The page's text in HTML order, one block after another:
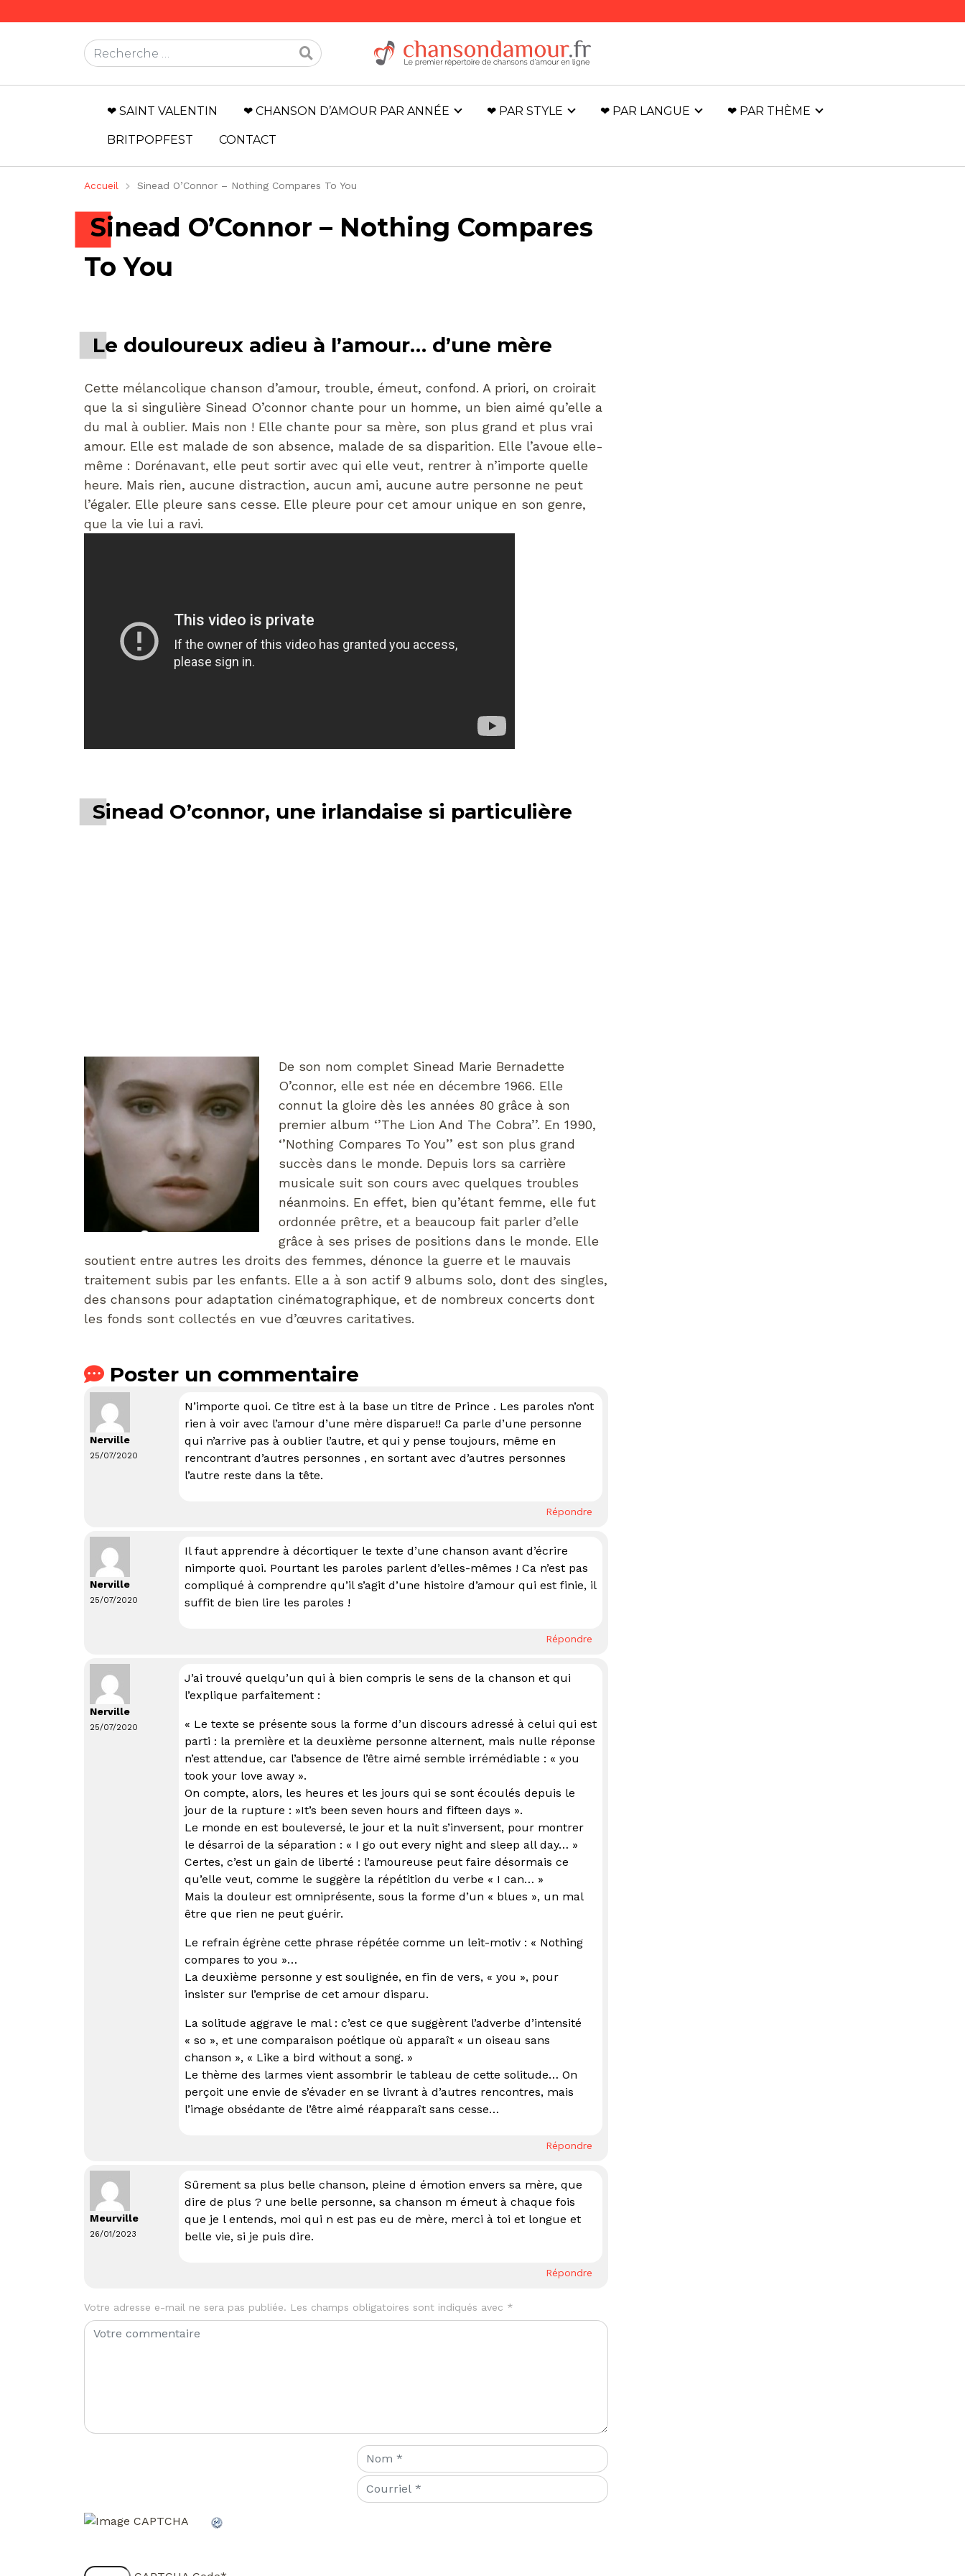
Rechercher
❤ SAINT VALENTIN ❤ CHANSON D’AMOUR PAR ANNÉE ❤ PAR STYLE ❤ PAR LANGUE ❤ PAR THÈME
BRITPOPFEST CONTACT
Accueil Sinead O’Connor – Nothing Compares To You
Sinead O’Connor – Nothing Compares
To You
Le douloureux adieu à l’amour… d’une mère
Cette mélancolique chanson d’amour, trouble, émeut, confond. A priori, on croirait
que la si singulière Sinead O’connor chante pour un homme, un bien aimé qu’elle a
du mal à oublier. Mais non ! Elle chante pour sa mère, son plus grand et plus vrai
amour. Elle est malade de son absence, malade de sa disparition. Elle l’avoue elle-
même : Dorénavant, elle peut sortir avec qui elle veut, rentrer à n’importe quelle
heure. Mais rien, aucune distraction, aucun ami, aucune autre personne ne peut
l’égaler. Elle pleure sans cesse. Elle pleure pour cet amour unique en son genre,
que la vie lui a ravi.
Sinead O’connor, une irlandaise si particulière
De son nom complet Sinead Marie Bernadette
O’connor, elle est née en décembre 1966. Elle
connut la gloire dès les années 80 grâce à son
premier album ‘’The Lion And The Cobra’’. En 1990,
‘’Nothing Compares To You’’ est son plus grand
succès dans le monde. Depuis lors sa carrière
musicale suit son cours avec quelques troubles
néanmoins. En effet, bien qu’étant femme, elle fut
ordonnée prêtre, et a beaucoup fait parler d’elle
grâce à ses prises de positions dans le monde. Elle
soutient entre autres les droits des femmes, dénonce la guerre et le mauvais
traitement subis par les enfants. Elle a à son actif 9 albums solo, dont des singles,
des chansons pour adaptation cinématographique, et de nombreux concerts dont
les fonds sont collectés en vue d’œuvres caritatives.
Poster un commentaire
Nerville
25/07/2020
N’importe quoi. Ce titre est à la base un titre de Prince . Les paroles n’ont
rien à voir avec l’amour d’une mère disparue!! Ca parle d’une personne
qui n’arrive pas à oublier l’autre, et qui y pense toujours, même en
rencontrant d’autres personnes , en sortant avec d’autres personnes
l’autre reste dans la tête.
Répondre
Nerville
25/07/2020
Il faut apprendre à décortiquer le texte d’une chanson avant d’écrire
nimporte quoi. Pourtant les paroles parlent d’elles-mêmes ! Ca n’est pas
compliqué à comprendre qu’il s’agit d’une histoire d’amour qui est finie, il
suffit de bien lire les paroles !
Répondre
Nerville
25/07/2020
J’ai trouvé quelqu’un qui à bien compris le sens de la chanson et qui
l’explique parfaitement :
« Le texte se présente sous la forme d’un discours adressé à celui qui est
parti : la première et la deuxième personne alternent, mais nulle réponse
n’est attendue, car l’absence de l’être aimé semble irrémédiable : « you
took your love away ».
On compte, alors, les heures et les jours qui se sont écoulés depuis le
jour de la rupture : »It’s been seven hours and fifteen days ».
Le monde en est bouleversé, le jour et la nuit s’inversent, pour montrer
le désarroi de la séparation : « I go out every night and sleep all day… »
Certes, c’est un gain de liberté : l’amoureuse peut faire désormais ce
qu’elle veut, comme le suggère la répétition du verbe « I can… »
Mais la douleur est omniprésente, sous la forme d’un « blues », un mal
être que rien ne peut guérir.
Le refrain égrène cette phrase répétée comme un leit-motiv : « Nothing
compares to you »…
La deuxième personne y est soulignée, en fin de vers, « you », pour
insister sur l’emprise de cet amour disparu.
La solitude aggrave le mal : c’est ce que suggèrent l’adverbe d’intensité
« so », et une comparaison poétique où apparaît « un oiseau sans
chanson », « Like a bird without a song. »
Le thème des larmes vient assombrir le tableau de cette solitude… On
perçoit une envie de s’évader en se livrant à d’autres rencontres, mais
l’image obsédante de l’être aimé réapparaît sans cesse…
Répondre
Meurville
26/01/2023
Sûrement sa plus belle chanson, pleine d émotion envers sa mère, que
dire de plus ? une belle personne, sa chanson m émeut à chaque fois
que je l entends, moi qui n est pas eu de mère, merci à toi et longue et
belle vie, si je puis dire.
Répondre
Votre adresse e-mail ne sera pas publiée. Les champs obligatoires sont indiqués avec *